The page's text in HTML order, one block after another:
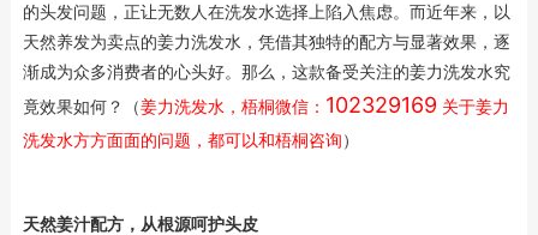
的头发问题，正让无数人在洗发水选择上陷入焦虑。而近年来，以
天然养发为卖点的姜力洗发水，凭借其独特的配方与显著效果，逐
渐成为众多消费者的心头好。那么，这款备受关注的姜力洗发水究
竟效果如何？（姜力洗发水，梧桐微信： 102329169 关于姜力
洗发水方方面面的问题，都可以和梧桐咨询）
天然姜汁配方，从根源呵护头皮